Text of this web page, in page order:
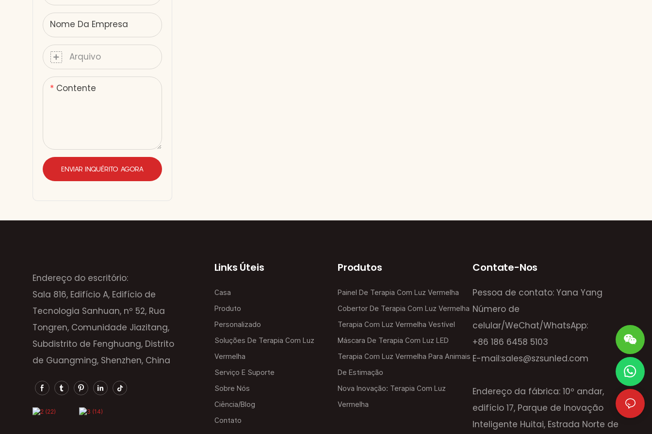
Nome Da Empresa
Arquivo
Contente
ENVIAR INQUÉRITO AGORA
Endereço do escritório:
Sala 816, Edifício A, Edifício de
Tecnologia Sanhuan, nº 52, Rua
Tongren, Comunidade Jiazitang,
Subdistrito de Fenghuang, Distrito
de Guangming, Shenzhen, China
Links Úteis
Casa
Produto
Personalizado
Soluções De Terapia Com Luz
Vermelha
Serviço E Suporte
Sobre Nós
Ciência/blog
Contato
Produtos
Painel De Terapia Com Luz Vermelha
Cobertor De Terapia Com Luz Vermelha
Terapia Com Luz Vermelha Vestível
Máscara De Terapia Com Luz LED
Terapia Com Luz Vermelha Para Animais
De Estimação
Nova Inovação: Terapia Com Luz
Vermelha
Contate-Nos
Pessoa de contato: Yana Yang
Número de
celular/WeChat/WhatsApp:
+86 186 6458 5103
E-mail:sales@szsunled.com
Endereço da fábrica: 10º andar,
edifício 17, Parque de Inovação
Inteligente Huitai, Estrada Norte de